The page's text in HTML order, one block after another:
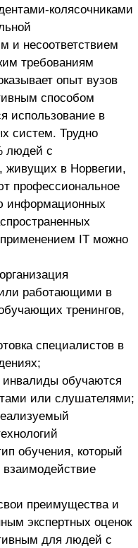
колясочниками
и несоответствием
требованиям
опыт вузов
способом
использование в
систем. Трудно
людей с
живущих в Норвегии,
профессиональное
информационных
IT можно
работающими в
тренингов,
специалистов в
инвалиды обучаются
или слушателями;
обучения, который
взаимодействие
преимущества и
экспертных оценок
для людей с